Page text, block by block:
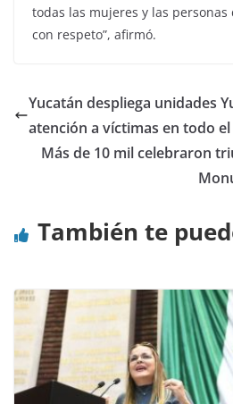
todas las mujeres y las
con respeto”, afirmó.
Yucatán despliega unidades
atención a víctimas en todo
Más de 10 mil celebraron
También te